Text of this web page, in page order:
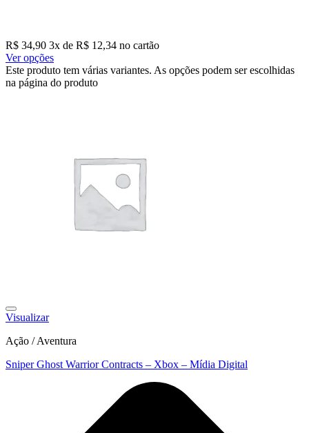
R$ 34,90 3x de R$ 12,34 no cartão
Ver opções
Este produto tem várias variantes. As opções podem ser escolhidas
na página do produto
Visualizar
Ação / Aventura
Sniper Ghost Warrior Contracts – Xbox – Mídia Digital